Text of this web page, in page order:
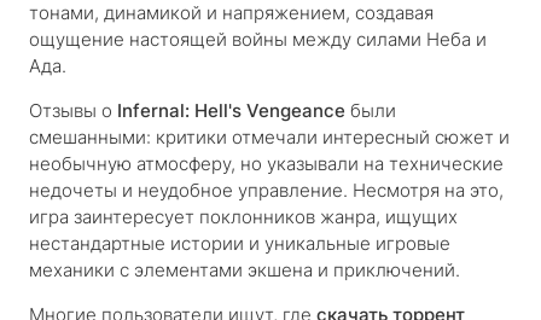
тонами, динамикой и напряжением, создавая
ощущение настоящей войны между силами Неба и
Ада.
Отзывы о Infernal: Hell's Vengeance были
смешанными: критики отмечали интересный сюжет и
необычную атмосферу, но указывали на технические
недочеты и неудобное управление. Несмотря на это,
игра заинтересует поклонников жанра, ищущих
нестандартные истории и уникальные игровые
механики с элементами экшена и приключений.
Многие пользователи ищут, где скачать торрент